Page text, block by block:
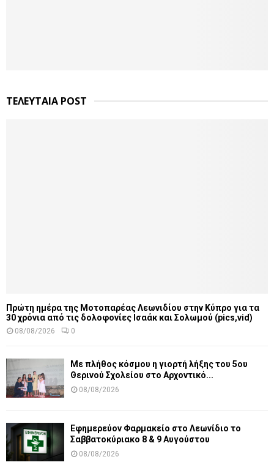
ΤΕΛΕΥΤΑΙΑ POST
Πρώτη ημέρα της Μοτοπαρέας Λεωνιδίου στην Κύπρο για τα
30 χρόνια από τις δολοφονίες Ισαάκ και Σολωμού (pics,vid)
08/08/2026 0
Με πλήθος κόσμου η γιορτή λήξης του 5ου
Θερινού Σχολείου στο Αρχοντικό...
08/08/2026
Εφημερεύον Φαρμακείο στο Λεωνίδιο το
Σαββατοκύριακο 8 & 9 Αυγούστου
08/08/2026